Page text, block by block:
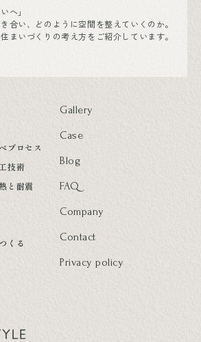
へ」
合い、どのように空間を整えていくのか。
まいづくりの考え方をご紹介しています。
プロセス
技術
と耐震
くる
Gallery
Case
Blog
FAQ
Company
Contact
Privacy policy